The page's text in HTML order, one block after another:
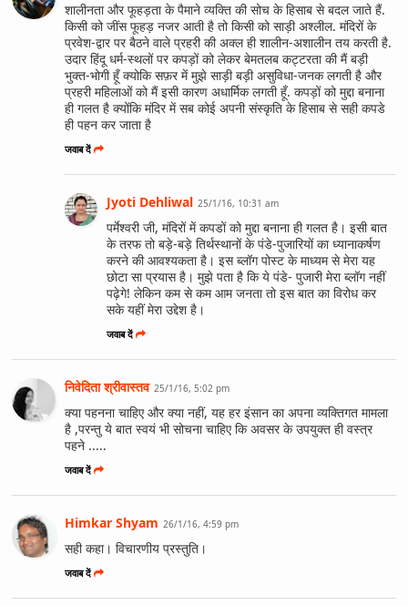
शालीनता और फूहड़ता के पैमाने व्यक्ति की सोच के हिसाब से बदल जाते हैं.
किसी को जींस फूहड़ नजर आती है तो किसी को साड़ी अश्लील. मंदिरों के
प्रवेश-द्वार पर बैठने वाले प्रहरी की अक्ल ही शालीन-अशालीन तय करती है.
उदार हिंदू धर्म-स्थलों पर कपड़ों को लेकर बेमतलब कट्टरता की मैं बड़ी
भुक्त-भोगी हूँ क्योकि सफ़र में मुझे साड़ी बड़ी असुविधा-जनक लगती है और
प्रहरी महिलाओं को मैं इसी कारण अधार्मिक लगती हूँ. कपड़ों को मुद्दा बनाना
ही गलत है क्योंकि मंदिर में सब कोई अपनी संस्कृति के हिसाब से सही कपडे
ही पहन कर जाता है
जवाब दें
Jyoti Dehliwal 25/1/16, 10:31 am
पर्मेश्वरी जी, मंदिरों में कपडों को मुद्दा बनाना ही गलत है। इसी बात
के तरफ तो बड़े-बड़े तिर्थस्थानों के पंडे-पुजारियों का ध्यानाकर्षण
करने की आवश्यकता है। इस ब्लॉग पोस्ट के माध्यम से मेरा यह
छोटा सा प्रयास है। मुझे पता है कि ये पंडे- पुजारी मेरा ब्लॉग नहीं
पढ़ेगे! लेकिन कम से कम आम जनता तो इस बात का विरोध कर
सके यहीं मेरा उद्देश है।
जवाब दें
निवेदिता श्रीवास्तव 25/1/16, 5:02 pm
क्या पहनना चाहिए और क्या नहीं, यह हर इंसान का अपना व्यक्तिगत मामला
है ,परन्तु ये बात स्वयं भी सोचना चाहिए कि अवसर के उपयुक्त ही वस्त्र
पहने .....
जवाब दें
Himkar Shyam 26/1/16, 4:59 pm
सही कहा। विचारणीय प्रस्तुति।
जवाब दें